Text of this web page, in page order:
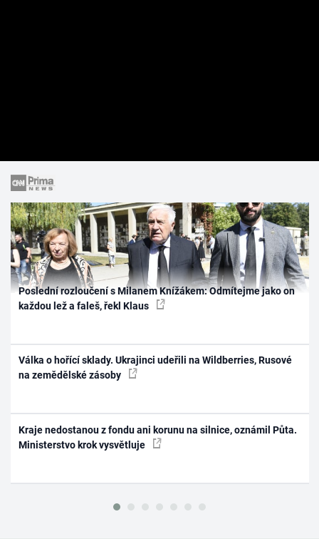
Poslední rozloučení s Milanem Knížákem: Odmítejme jako on
každou lež a faleš, řekl Klaus
Válka o hořící sklady. Ukrajinci udeřili na Wildberries, Rusové
na zemědělské zásoby
Kraje nedostanou z fondu ani korunu na silnice, oznámil Půta.
Ministerstvo krok vysvětluje